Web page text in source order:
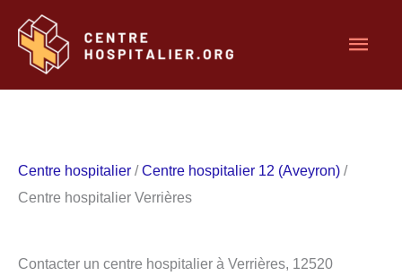
contenu
Centre hospitalier /Centre hospitalier 12 (Aveyron) /
Centre hospitalier Verrières
Contacter un centre hospitalier à Verrières, 12520